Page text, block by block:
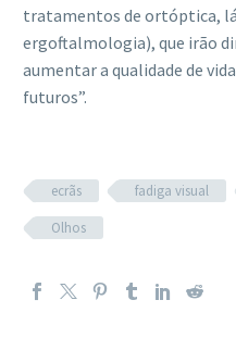
tratamentos de ortóptica,
ergoftalmologia), que irão
aumentar a qualidade de
futuros”.
ecrãs fadiga visual
Olhos